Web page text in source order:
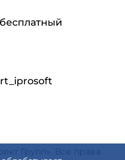
Групп». Все права